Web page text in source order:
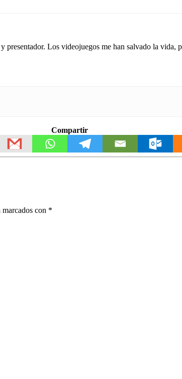
Los videojuegos me han salvado la vida,
Compartir
con *